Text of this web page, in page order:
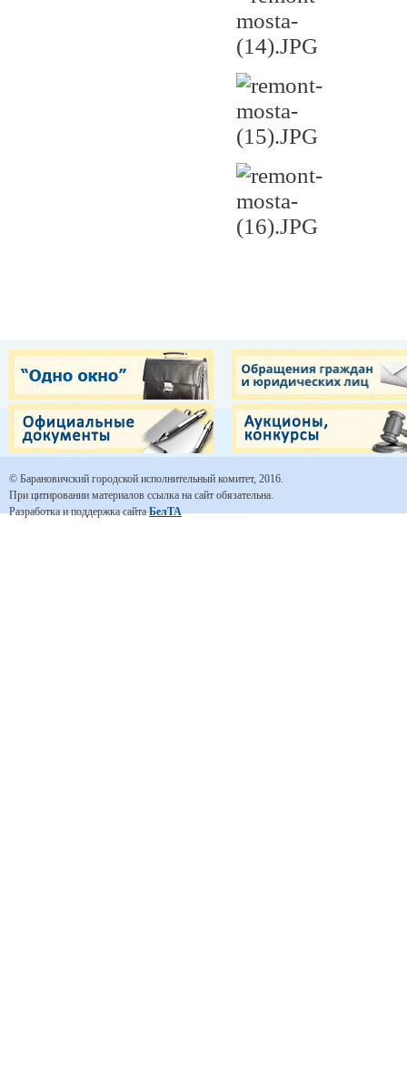
© Барановичский городской исполнительный комитет, 2016.
При цитировании материалов ссылка на сайт обязательна.
Разработка и поддержка сайтаБелТА